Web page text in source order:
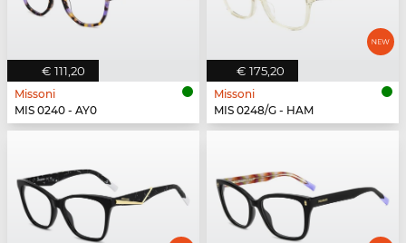
€ 111,20
Missoni
MIS 0240 - AY0
€ 175,20
Missoni
MIS 0248/G - HAM